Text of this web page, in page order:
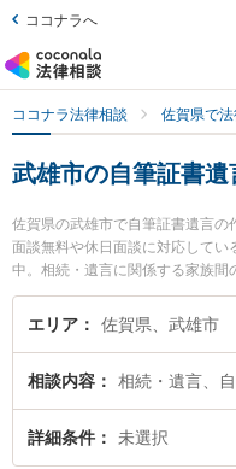
ココナラへ
ココナラ法律相談 佐賀県で
武雄市の自筆証書
佐賀県の武雄市で自筆証書遺言の
面談無料や休日面談に対応して
中。相続・遺言に関係する家族
の細かな分野での絞り込み検索
行武 謙一弁護士や武雄法律事務
務所の矢野 雄基弁護士のプロフ
今すぐに弁護士に相談したい』
富な近くの弁護士を検索したい
相談できる武雄市内の弁護士に
エリア 佐賀県、武雄市
相談内容 相続・遺言、
詳細条件 未選択